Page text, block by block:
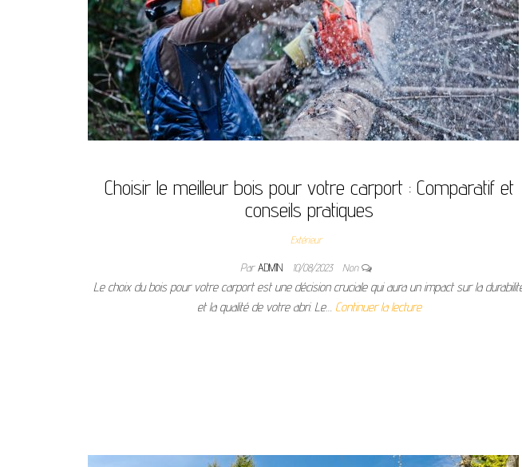
Choisir le meilleur bois pour votre carport : Comparatif et
conseils pratiques
Extérieur
ParADMIN 10/08/2023 Non
Le choix du bois pour votre carport est une décision cruciale qui aura un impact sur la
et la qualité de votre abri. Le… Continuer la lecture